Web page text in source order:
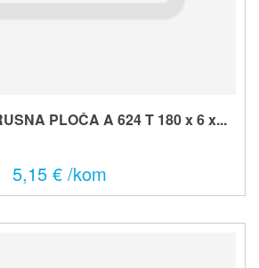
PLOČA A 624 T 180 x 6 x...
5,15 € /kom